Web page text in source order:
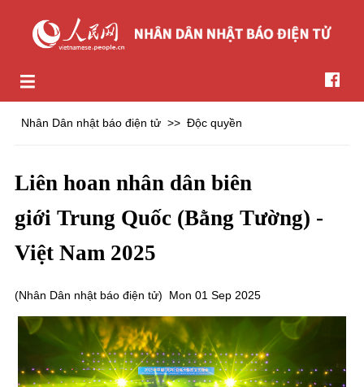
Nhân Dân nhật báo điện tử >> Độc quyền
Liên hoan nhân dân biên
giới Trung Quốc (Bằng Tường) -
Việt Nam 2025
(Nhân Dân nhật báo điện tử) Mon 01 Sep 2025